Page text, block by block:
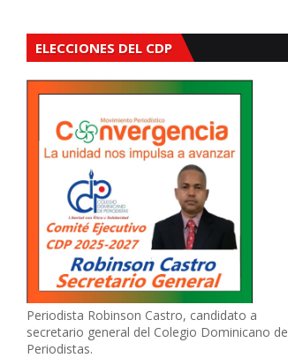
ELECCIONES DEL CDP
Periodista Robinson Castro, candidato a
secretario general del Colegio Dominicano de
Periodistas.